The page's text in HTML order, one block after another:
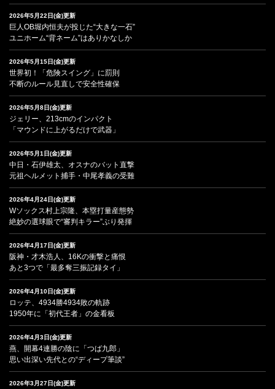
2026年5月22日(金)更新
巨人OB堀内恒夫が投じた“大きな一石”
ユニホーム“背ネーム”はありかなしか
2026年5月15日(金)更新
世界初！「危険スイング」に罰則
不断のルール見直しで安全性確保
2026年5月8日(金)更新
ジェリー、213cmのインパクト
「マウンドに上がるだけで武器」
2026年5月1日(金)更新
中日・石伊雄太、オスナのバット直撃
元祖ヘルメット捕手・中尾孝義の受難
2026年4月24日(金)更新
Wソックス村上宗隆、本塁打量産態勢
絶妙の選球眼で“審判キラー”ぶり発揮
2026年4月17日(金)更新
阪神・才木浩人、16Kの衝撃と痛恨
あと3つで「最多奪三振記録タイ」
2026年4月10日(金)更新
ロッテ、4934勝4934敗の軌跡
1950年に「初代王者」の金看板
2026年4月3日(金)更新
燕、開幕4連勝の陰に「つば九郎」
思い出深い先代との“ディープ筆談”
2026年3月27日(金)更新